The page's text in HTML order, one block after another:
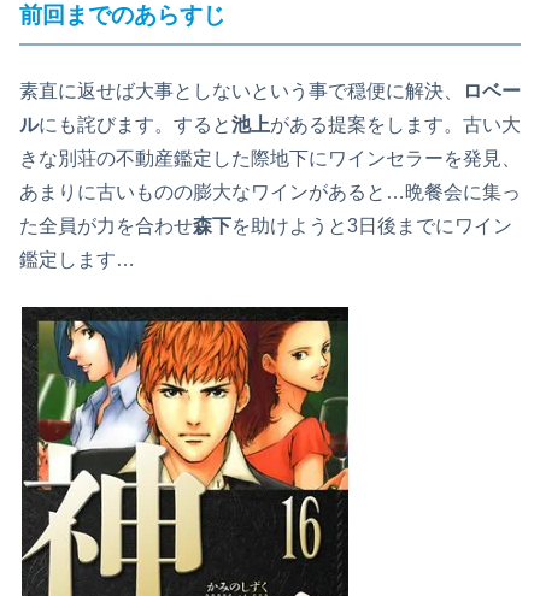
前回までのあらすじ
素直に返せば大事としないという事で穏便に解決、
ロベー
ルにも詫びます。すると池上がある提案をします。古い大
きな別荘の不動産鑑定した際地下にワインセラーを発見、
あまりに古いものの膨大なワインがあると…晩餐会に集っ
た全員が力を合わせ森下を助けようと3日後までにワイン
鑑定します…